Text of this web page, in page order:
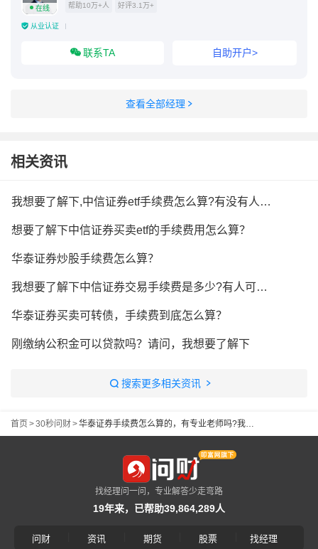
在线 帮助10万+人 好评3.1万+
从业认证
联系TA 自助开户>
查看全部经理
相关资讯
我想要了解下,中信证券etf手续费怎么算?有没有人知道？
想要了解下中信证券买卖etf的手续费用怎么算？
华泰证券炒股手续费怎么算？
我想要了解下中信证券交易手续费是多少?有人可以解答吗？
华泰证券买卖可转债，手续费到底怎么算？
刚缴纳公积金可以贷款吗？请问，我想要了解下
搜索更多相关资讯
首页 >30秒问财> 华泰证券手续费怎么算的，有专业老师吗?我想要了解下
找经理问一问，专业解答少走弯路
19年来，已帮助39,864,289人
问财 资讯 期货 股票 找经理